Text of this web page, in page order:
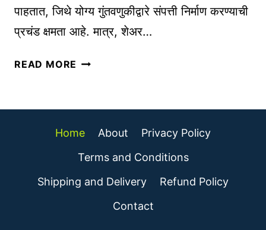
फो
लि
म
ढ
सं
ल
पाहतात, जिथे योग्य गुंतवणुकीद्वारे संपत्ती निर्माण करण्याची
प्रचंड क्षमता आहे. मात्र, शेअर…
READ MORE डी
खा
म्ह
ण
का
Home About
Privacy Policy
Terms and Conditions
Shipping and Delivery
Refund Policy
Contact